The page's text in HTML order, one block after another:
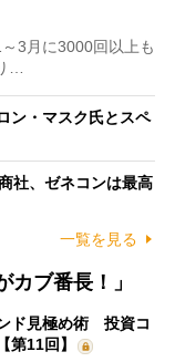
3月に3000回以上も
…
ン・マスク氏とスペ
社、ゼネコンは最高
一覧を見る
ブ番長！」
ド見極め術 投資コ
第11回】